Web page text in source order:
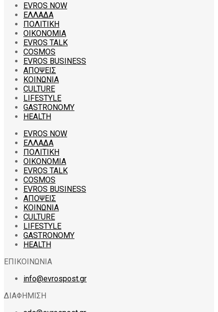
EVROS NOW
ΕΛΛΑΔΑ
ΠΟΛΙΤΙΚΗ
ΟΙΚΟΝΟΜΙΑ
EVROS TALK
COSMOS
EVROS BUSINESS
ΑΠΟΨΕΙΣ
ΚΟΙΝΩΝΙΑ
CULTURE
LIFESTYLE
GASTRONOMY
HEALTH
EVROS NOW
ΕΛΛΑΔΑ
ΠΟΛΙΤΙΚΗ
ΟΙΚΟΝΟΜΙΑ
EVROS TALK
COSMOS
EVROS BUSINESS
ΑΠΟΨΕΙΣ
ΚΟΙΝΩΝΙΑ
CULTURE
LIFESTYLE
GASTRONOMY
HEALTH
ΕΠΙΚΟΙΝΩΝΙΑ
info@evrospost.gr
ΔΙΑΦΗΜΙΣΗ